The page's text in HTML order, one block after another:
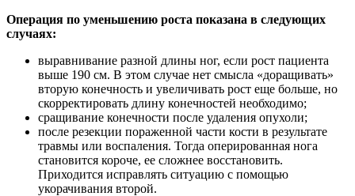
Операция по уменьшению роста показана в следующих
случаях:
выравнивание разной длины ног, если рост пациента
выше 190 см. В этом случае нет смысла «доращивать»
вторую конечность и увеличивать рост еще больше, но
скорректировать длину конечностей необходимо;
сращивание конечности после удаления опухоли;
после резекции пораженной части кости в результате
травмы или воспаления. Тогда оперированная нога
становится короче, ее сложнее восстановить.
Приходится исправлять ситуацию с помощью
укорачивания второй.